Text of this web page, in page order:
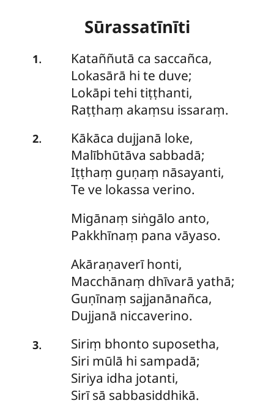
Sūrassatīnīti
1. Kataññutā ca saccañca,
Lokasārā hi te duve;
Lokāpi tehi tiṭṭhanti,
Raṭṭhaṃ akaṃsu issaraṃ.
2. Kākāca dujjanā loke,
Malībhūtāva sabbadā;
Iṭṭhaṃ guṇaṃ nāsayanti,
Te ve lokassa verino.
Migānaṃ siṅgālo anto,
Pakkhīnaṃ pana vāyaso.
Akāraṇaverīhonti,
Macchānaṃ dhīvarā yathā;
Guṇīnaṃ sajjanānañca,
Dujjanā niccaverino.
3. Siriṃ bhonto suposetha,
Siri mūlā hi sampadā;
Siriya idha jotanti,
Sirī sā sabbasiddhikā.